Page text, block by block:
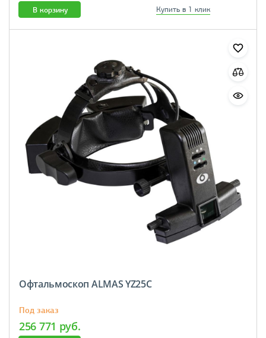
В корзину Купить в 1 клик
Офтальмоскоп ALMAS YZ25С
Под заказ
256 771 руб.